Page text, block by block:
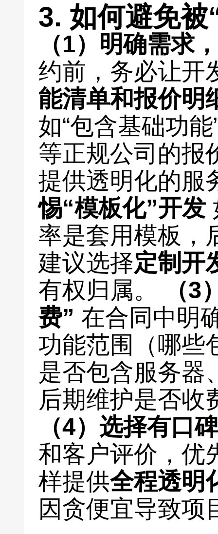
3. 如何避免被
（1）明确需求
约前，务必让开
能清单和报价明
如“包含基础功
等正规公司的报
提供透明化的服
惕“模板化”开发
率是套用模板，
建议选择定制开
有权归属。
（
费” 在合同中明
功能范围（哪些
是否包含服务器
后期维护是否收
（4）选择有口
和客户评价，优
样提供全程透明
因贪便宜导致项